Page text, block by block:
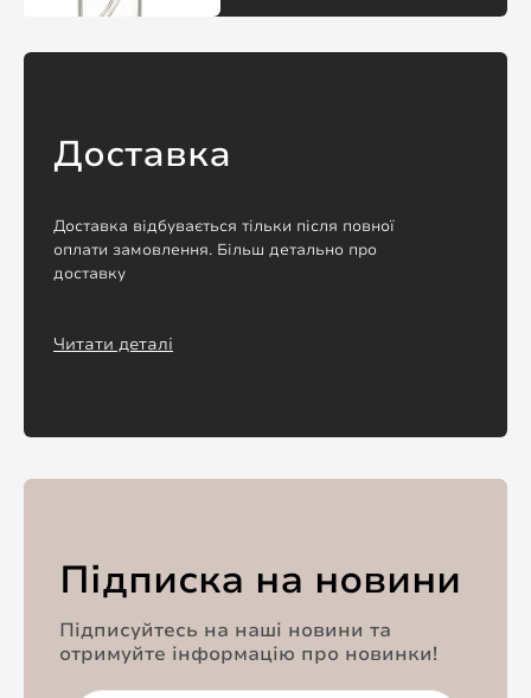
Доставка
Доставка відбувається тільки після повної
оплати замовлення. Більш детально про
доставку
Читати деталі
Підписка на новини
Підписуйтесь на наші новини та
отримуйте інформацію про новинки!